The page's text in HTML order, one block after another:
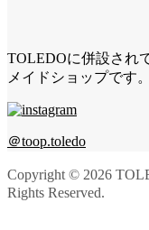
TOLEDOに併設され
メイドショップです。
＠toop.toledo
Copyright © 2026
Rights Reserved.